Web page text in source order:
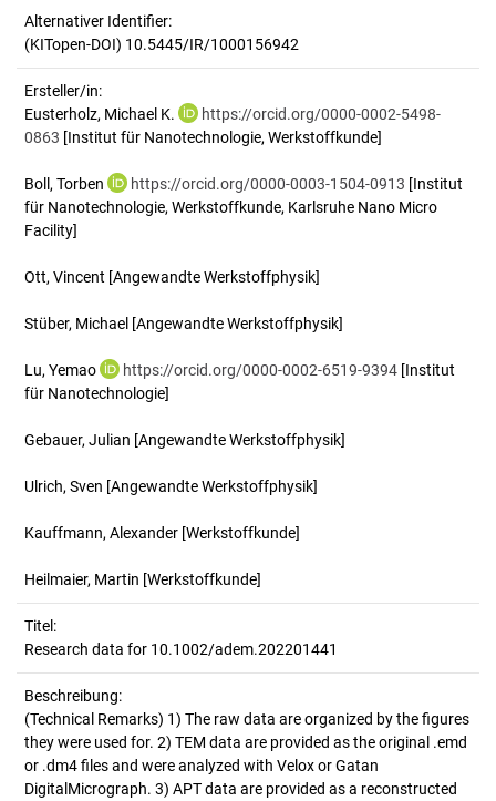
Alternativer Identifier:
(KITopen-DOI) 10.5445/IR/1000156942
Ersteller/in:
Eusterholz, Michael K.
https://orcid.org/0000-0002-5498-
0863 [Institut für Nanotechnologie, Werkstoffkunde]
Boll, Torben https://orcid.org/0000-0003-1504-0913 [Institut
für Nanotechnologie, Werkstoffkunde, Karlsruhe Nano Micro
Facility]
Ott, Vincent [Angewandte Werkstoffphysik]
Stüber, Michael [Angewandte Werkstoffphysik]
Lu, Yemao https://orcid.org/0000-0002-6519-9394 [Institut
für Nanotechnologie]
Gebauer, Julian [Angewandte Werkstoffphysik]
Ulrich, Sven [Angewandte Werkstoffphysik]
Kauffmann, Alexander [Werkstoffkunde]
Heilmaier, Martin [Werkstoffkunde]
Titel:
Research data for 10.1002/adem.202201441
Beschreibung:
(Technical Remarks) 1) The raw data are organized by the figures
they were used for. 2) TEM data are provided as the original .emd
or .dm4 files and were analyzed with Velox or Gatan
DigitalMicrograph. 3) APT data are provided as a reconstructed